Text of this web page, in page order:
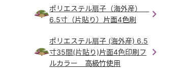
ポリエステル扇子（海外産）
6.5寸（片貼り）片面4色刷
ポリエステル扇子 (海外産) 6.5
寸35間(片貼り)片面4色印刷フ
ルカラー 高級竹使用